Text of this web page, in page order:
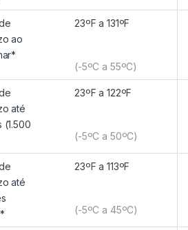
ao
23ºF a 131ºF
(-5ºC a 55ºC)
até
(1.500
23ºF a 122ºF
(-5ºC a 50ºC)
até
23ºF a 113ºF
(-5ºC a 45ºC)